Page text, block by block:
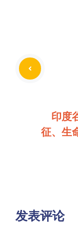
印度
征、生
发表评论